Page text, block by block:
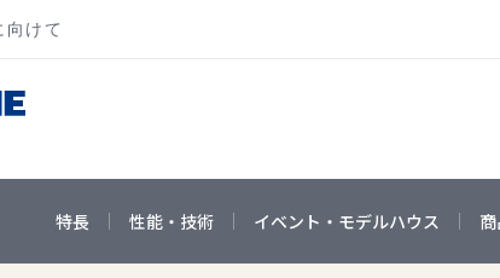
向けて
特長 性能・技術 イベント・モデルハウス